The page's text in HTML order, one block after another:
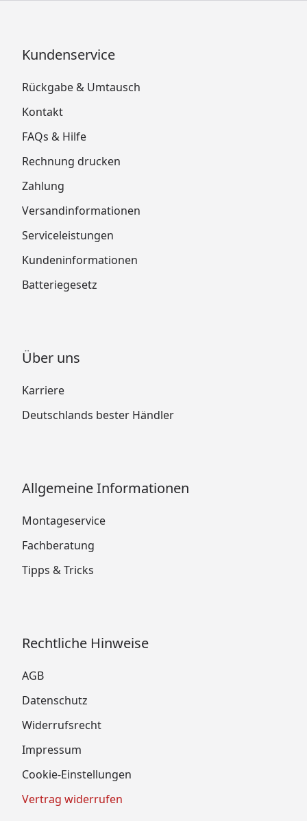
Kundenservice
Rückgabe & Umtausch
Kontakt
FAQs & Hilfe
Rechnung drucken
Zahlung
Versandinformationen
Serviceleistungen
Kundeninformationen
Batteriegesetz
Über uns
Karriere
Deutschlands bester Händler
Allgemeine Informationen
Montageservice
Fachberatung
Tipps & Tricks
Rechtliche Hinweise
AGB
Datenschutz
Widerrufsrecht
Impressum
Cookie-Einstellungen
Vertrag widerrufen